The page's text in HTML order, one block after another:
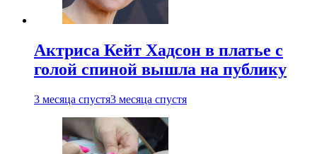
Актриса Кейт Хадсон в платье с
голой спиной вышла на публику
3 месяца спустя3 месяца спустя